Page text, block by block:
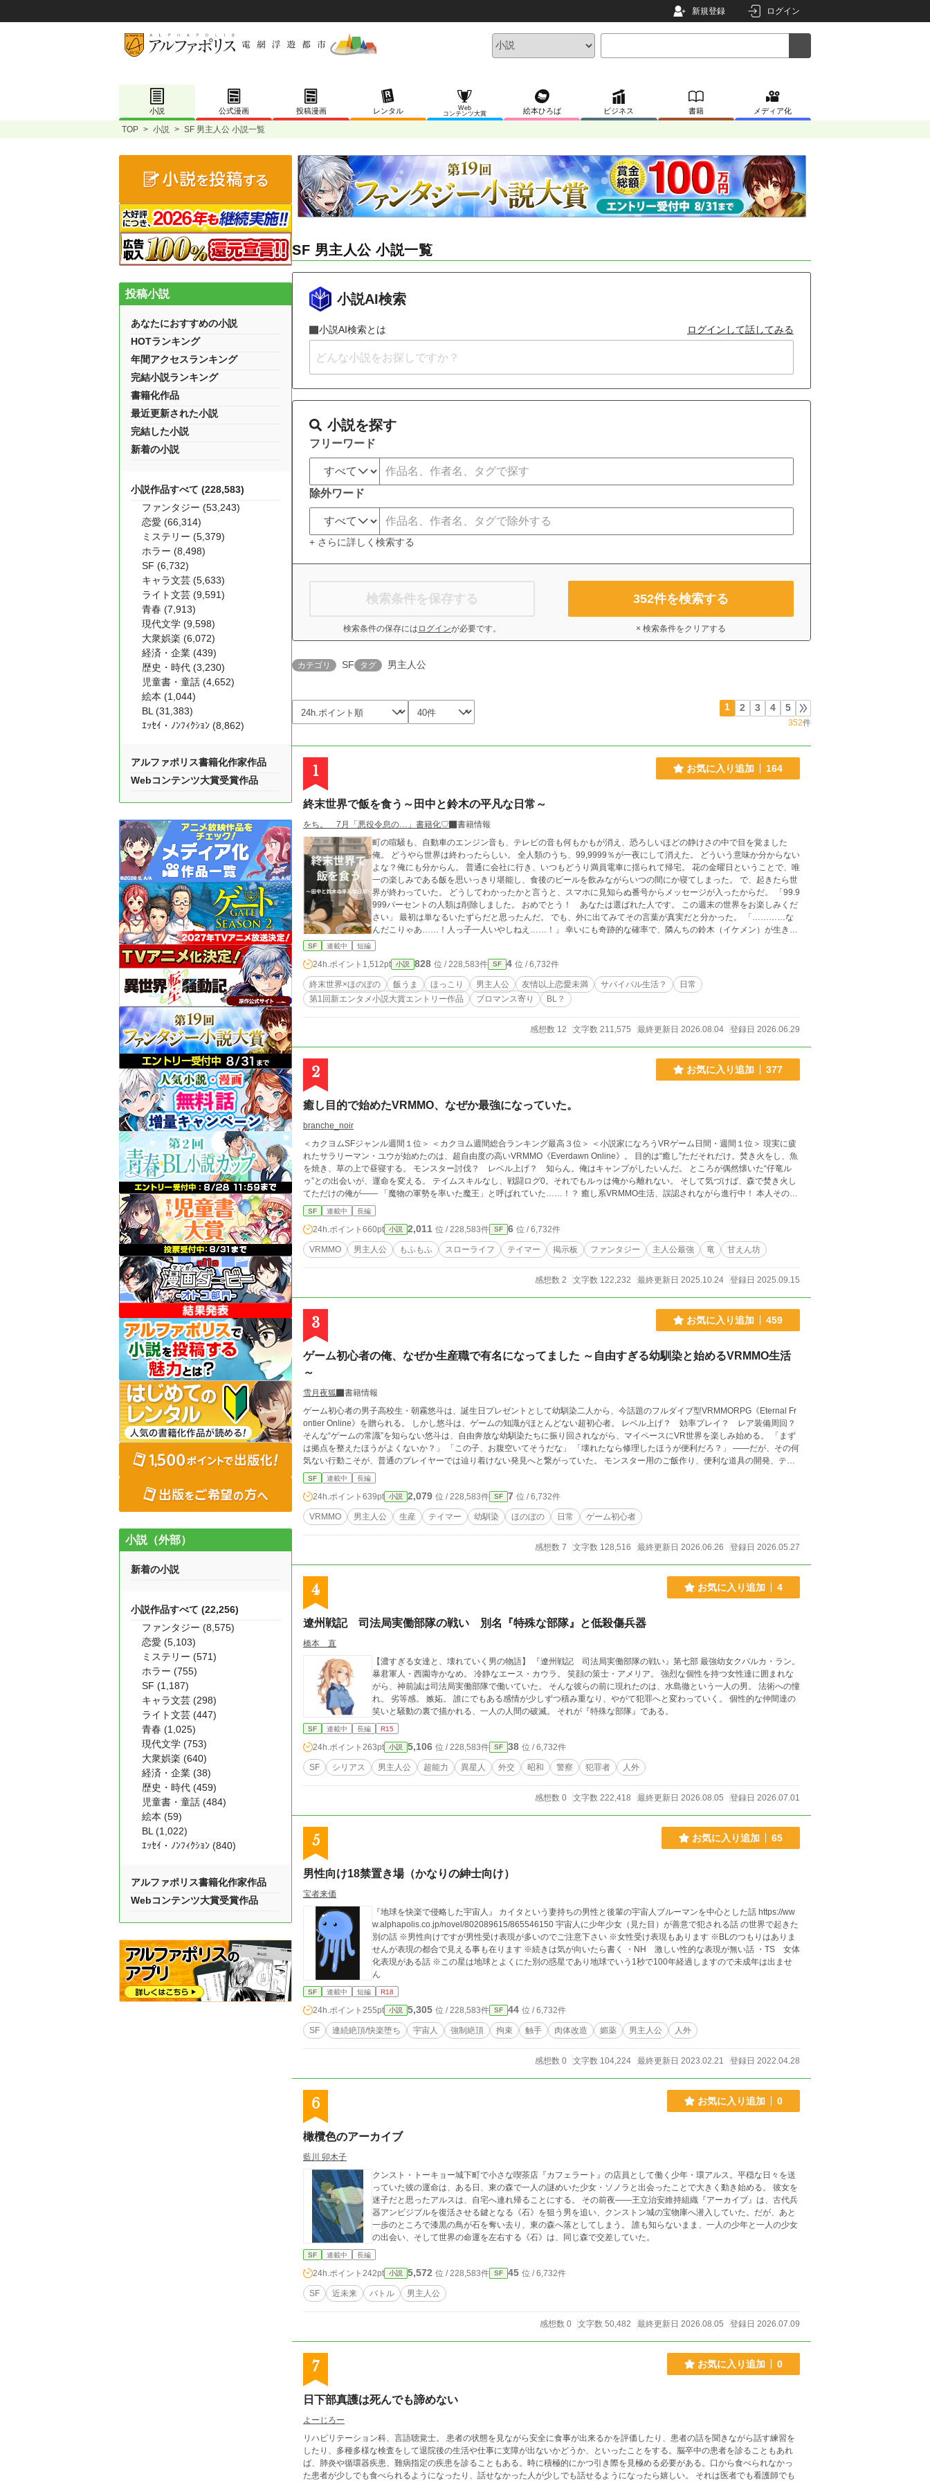
新規登録 ログイン
小説 公式漫画 投稿漫画 レンタル
Web
コンテンツ大賞
絵本ひろば ビジネス 書籍 メディア化
TOP > 小説 > SF 男主人公 小説一覧
SF 男主人公 小説一覧
小説AI検索
小説AI検索とは ログインして話してみる
小説を探す
フリーワード
除外ワード
+ さらに詳しく検索する
検索条件を保存する
検索条件の保存には ログインが必要です。
352件を検索する
× 検索条件をクリアする
カテゴリ SF タグ 男主人公
1 2 3 4 5
352件
1 お気に入り追加 164
終末世界で飯を食う～田中と鈴木の平凡な日常～
をち。 7月「悪役令息の…」書籍化♡
書籍情報
町の喧騒も、自動車のエンジン音も、テレビの音も何もかもが消え、恐ろしいほどの静けさの中で目を覚ました
俺。 どうやら世界は終わったらしい。 全人類のうち、99,9999％が一夜にして消えた。 どういう意味か分からない
よな？俺にも分からん。 普通に会社に行き、いつもどうり満員電車に揺られて帰宅。 花の金曜日ということで、唯
一の楽しみである飯を思いっきり堪能し、食後のビールを飲みながらいつの間にか寝てしまった。 で、起きたら世
界が終わっていた。 どうしてわかったかと言うと、スマホに見知らぬ番号からメッセージが入ったからだ。 「99.9
999パーセントの人類は削除しました。 おめでとう！ あなたは選ばれた人です。 この週末の世界をお楽しみくだ
さい」 最初は単なるいたずらだと思ったんだ。 でも、外に出てみてその言葉が真実だと分かった。 「…………な
んだこりゃあ……！人っ子一人いやしねえ……！」 幸いにも奇跡的な確率で、隣んちの鈴木（イケメン）が生きて
た！ 助かったぜ、鈴木！ お前がいたら何とかなる気がする！ 「……とりあえず、飯を食おう。腹が減っては戦は
の話。 ※※ 第1回新エンタメ小説大賞エントリー作品です。皆様の一票、お待ちしております！ 表紙のみAIでイラ
スト作成したものを編集しました。
SF 連載中 短編
24h.ポイント 1,512pt 小説 828 位 / 228,583件 SF 4 位 / 6,732件
終末世界×ほのぼの 飯うま ほっこり 男主人公 友情以上恋愛未満 サバイバル生活？
日常
第1回新エンタメ小説大賞エントリー作品
ブロマンス寄り BL？
感想数 12 文字数 211,575 最終更新日 2026.08.04 登録日 2026.06.29
2 お気に入り追加 377
癒し目的で始めたVRMMO、なぜか最強になっていた。
branche_noir
＜カクヨムSFジャンル週間１位＞ ＜カクヨム週間総合ランキング最高３位＞ ＜小説家になろうVRゲーム日間・週間１位＞ 現実に疲
れたサラリーマン・ユウが始めたのは、超自由度の高いVRMMO《Everdawn Online》。 目的は“癒し”ただそれだけ。焚き火をし、魚
を焼き、草の上で昼寝する。 モンスター討伐？ レベル上げ？ 知らん。俺はキャンプがしたいんだ。 ところが偶然懐いた“仔竜ル
ゥ”との出会いが、運命を変える。 テイムスキルなし、戦闘ログ0。それでもルゥは俺から離れない。 そして気づけば、森で焚き火し
てただけの俺が―― 「魔物の軍勢を率いた魔王」と呼ばれていた……！？ 癒し系VRMMO生活、誤認されながら進行中！ 本人その気
なし、でも周囲は大騒ぎ！ ▶モフモフと焚き火と、ちょっとの冒険。 ▶のんびり系異色VRMMOファンタジー、ここに開幕！ カクヨ
ムで先行配信してます！
SF 連載中 長編
24h.ポイント 660pt 小説 2,011 位 / 228,583件 SF 6 位 / 6,732件
VRMMO 男主人公 もふもふ スローライフ テイマー 掲示板 ファンタジー 主人公最強 竜 甘えん坊
感想数 2 文字数 122,232 最終更新日 2025.10.24 登録日 2025.09.15
3 お気に入り追加 459
ゲーム初心者の俺、なぜか生産職で有名になってました ～自由すぎる幼馴染と始めるVRMMO生活
～
雪月夜狐
書籍情報
ゲーム初心者の男子高校生・朝霧悠斗は、誕生日プレゼントとして幼馴染二人から、今話題のフルダイブ型VRMMORPG《Eternal Fr
ontier Online》を贈られる。 しかし悠斗は、ゲームの知識がほとんどない超初心者。 レベル上げ？ 効率プレイ？ レア装備周回？
そんな“ゲームの常識”を知らない悠斗は、自由奔放な幼馴染たちに振り回されながら、マイペースにVR世界を楽しみ始める。 「まず
は拠点を整えたほうがよくないか？」 「この子、お腹空いてそうだな」 「壊れたなら修理したほうが便利だろ？」 ――だが、その何
気ない行動こそが、普通のプレイヤーでは辿り着けない発見へと繋がっていた。 モンスター用のご飯作り、便利な道具の開発、テイ
ムした小さな魔物たちとの生活。 戦うよりも、“快適に遊ぶこと”を優先していたはずなのに、いつの間にか掲示板では有名人扱い。
『あの初心者クラフター、また変なもの作ってる』 『なんでそのモンスター懐いてるんだ？』 『攻略勢より楽しそうなのずるい』 ゲ
ームだからこそ味わえる、リアルな料理の匂い、素材の手触り、モンスターたちとの触れ合い。 これは、ゲーム初心者の少年が、自
由すぎる幼馴染たちと一緒に、自分だけの楽しみ方でVR世界を満喫していく、ほのぼの日常VRMMOファンタジー。
SF 連載中 長編
24h.ポイント 639pt 小説 2,079 位 / 228,583件 SF 7 位 / 6,732件
VRMMO 男主人公 生産 テイマー 幼馴染 ほのぼの 日常 ゲーム初心者
感想数 7 文字数 128,516 最終更新日 2026.06.26 登録日 2026.05.27
4 お気に入り追加 4
遼州戦記 司法局実働部隊の戦い 別名『特殊な部隊』と低殺傷兵器
橋本 直
【濃すぎる女達と、壊れていく男の物語】 『遼州戦記 司法局実働部隊の戦い』第七部 最強幼女クバルカ・ラン。
暴君軍人・西園寺かなめ。 冷静なエース・カウラ。 笑顔の策士・アメリア。 強烈な個性を持つ女性達に囲まれな
がら、神前誠は司法局実働部隊で働いていた。 そんな彼らの前に現れたのは、水島徹という一人の男。 法術への憧
れ。 劣等感。 嫉妬。 誰にでもある感情が少しずつ積み重なり、やがて犯罪へと変わっていく。 個性的な仲間達の
笑いと騒動の裏で描かれる、一人の人間の破滅。 それが『特殊な部隊』である。
SF 連載中 長編 R15
24h.ポイント 263pt 小説 5,106 位 / 228,583件 SF 38 位 / 6,732件
SF シリアス 男主人公 超能力 異星人 外交 昭和 警察 犯罪者 人外
感想数 0 文字数 222,418 最終更新日 2026.08.05 登録日 2026.07.01
5 お気に入り追加 65
男性向け18禁置き場（かなりの紳士向け）
宝者来価
『地球を快楽で侵略した宇宙人』 カイタという妻持ちの男性と後輩の宇宙人ブルーマンを中心とした話 https://ww
w.alphapolis.co.jp/novel/802089615/865546150 宇宙人に少年少女（見た目）が善意で犯される話 の世界で起きた
別の話 ※男性向けですが男性受け表現が多いのでご注意下さい ※女性受け表現もあります ※BLのつもりはありま
せんが表現の都合で見える事も在ります ※続きは気が向いたら書く ・NH 激しい性的な表現が無い話 ・TS 女体
化表現がある話 ※この星は地球とよくにた別の惑星であり地球でいう1秒で100年経過しますので未成年は出ませ
ん
SF 連載中 短編 R18
24h.ポイント 255pt 小説 5,305 位 / 228,583件 SF 44 位 / 6,732件
SF 連続絶頂/快楽堕ち 宇宙人 強制絶頂 拘束 触手 肉体改造 媚薬 男主人公 人外
感想数 0 文字数 104,224 最終更新日 2023.02.21 登録日 2022.04.28
6 お気に入り追加 0
橄欖色のアーカイブ
藍川 卯木子
クンスト・トーキョー城下町で小さな喫茶店『カフェラート』の店員として働く少年・環アルス。平穏な日々を送
っていた彼の運命は、ある日、東の森で一人の謎めいた少女・ソノラと出会ったことで大きく動き始める。 彼女を
迷子だと思ったアルスは、自宅へ連れ帰ることにする。 その前夜――王立治安維持組織『アーカイブ』は、古代兵
器アンビジブルを復活させる鍵となる《石》を狙う男を追い、クンストン城の宝物庫へ潜入していた。だが、あと
一歩のところで漆黒の鳥が石を奪い去り、東の森へ落としてしまう。 誰も知らないまま、一人の少年と一人の少女
の出会い、そして世界の命運を左右する《石》は、同じ森で交差していた。
SF 連載中 長編
24h.ポイント 242pt 小説 5,572 位 / 228,583件 SF 45 位 / 6,732件
SF 近未来 バトル 男主人公
感想数 0 文字数 50,482 最終更新日 2026.08.05 登録日 2026.07.09
7 お気に入り追加 0
日下部真護は死んでも諦めない
よーじろー
リハビリテーション科、言語聴覚士。 患者の状態を見ながら安全に食事が出来るかを評価したり、患者の話を聞きながら話す練習を
したり、多種多様な検査をして退院後の生活や仕事に支障が出ないかどうか、といったことをする。脳卒中の患者を診ることもあれ
ば、肺炎や循環器疾患、難病指定の疾患を診ることもある。時に積極的にかつ引き際を見極める必要がある。口から食べられなかっ
た患者が少しでも食べられるようになったり、話せなかった人が少しでも話せるようになったら嬉しい。 それは医者でも看護師でも
投稿小説
あなたにおすすめの小説
HOTランキング
年間アクセスランキング
完結小説ランキング
書籍化作品
最近更新された小説
完結した小説
新着の小説
小説作品すべて (228,583)
ファンタジー (53,243)
恋愛 (66,314)
ミステリー (5,379)
ホラー (8,498)
SF (6,732)
キャラ文芸 (5,633)
ライト文芸 (9,591)
青春 (7,913)
現代文学 (9,598)
大衆娯楽 (6,072)
経済・企業 (439)
歴史・時代 (3,230)
児童書・童話 (4,652)
絵本 (1,044)
BL (31,383)
ｴｯｾｲ・ﾉﾝﾌｨｸｼｮﾝ (8,862)
アルファポリス書籍化作家作品
Webコンテンツ大賞受賞作品
小説（外部）
新着の小説
小説作品すべて (22,256)
ファンタジー (8,575)
恋愛 (5,103)
ミステリー (571)
ホラー (755)
SF (1,187)
キャラ文芸 (298)
ライト文芸 (447)
青春 (1,025)
現代文学 (753)
大衆娯楽 (640)
経済・企業 (38)
歴史・時代 (459)
児童書・童話 (484)
絵本 (59)
BL (1,022)
ｴｯｾｲ・ﾉﾝﾌｨｸｼｮﾝ (840)
アルファポリス書籍化作家作品
Webコンテンツ大賞受賞作品